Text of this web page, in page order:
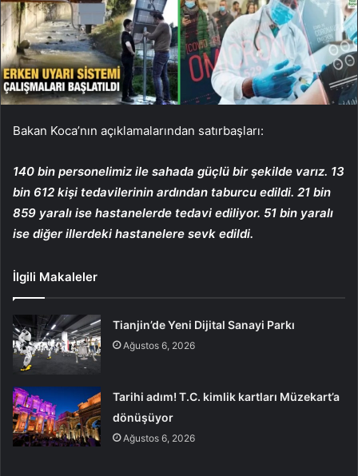
Bakan Koca’nın açıklamalarından satırbaşları:
140 bin personelimiz ile sahada güçlü bir şekilde varız. 13
bin 612 kişi tedavilerinin ardından taburcu edildi. 21 bin
859 yaralı ise hastanelerde tedavi ediliyor. 51 bin yaralı
ise diğer illerdeki hastanelere sevk edildi.
İlgili Makaleler
Tianjin’de Yeni Dijital Sanayi Parkı
Ağustos 6, 2026
Tarihi adım! T.C. kimlik kartları Müzekart’a
dönüşüyor
Ağustos 6, 2026